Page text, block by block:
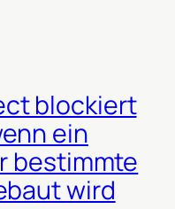
blockiert
ein
bestimmte
wird